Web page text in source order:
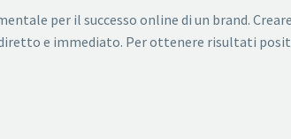
per il successo online di un brand.
e immediato. Per ottenere risultati